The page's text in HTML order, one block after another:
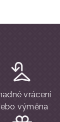
vrácení
výměna